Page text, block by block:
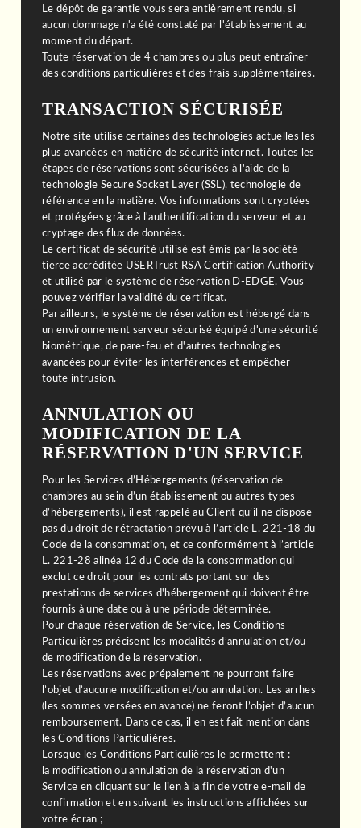
Le dépôt de garantie vous sera entièrement rendu, si
aucun dommage n'a été constaté par l'établissement au
moment du départ.
Toute réservation de 4 chambres ou plus peut entraîner
des conditions particulières et des frais supplémentaires.
TRANSACTION SÉCURISÉE
Notre site utilise certaines des technologies actuelles les
plus avancées en matière de sécurité internet. Toutes les
étapes de réservations sont sécurisées à l'aide de la
technologie Secure Socket Layer (SSL), technologie de
référence en la matière. Vos informations sont cryptées
et protégées grâce à l'authentification du serveur et au
cryptage des flux de données.
Le certificat de sécurité utilisé est émis par la société
tierce accréditée USERTrust RSA Certification Authority
et utilisé par le système de réservation D-EDGE. Vous
pouvez vérifier la validité du certificat.
Par ailleurs, le système de réservation est hébergé dans
un environnement serveur sécurisé équipé d'une sécurité
biométrique, de pare-feu et d'autres technologies
avancées pour éviter les interférences et empêcher
toute intrusion.
ANNULATION OU
MODIFICATION DE LA
RÉSERVATION D'UN SERVICE
Pour les Services d’Hébergements (réservation de
chambres au sein d’un établissement ou autres types
d’hébergements), il est rappelé au Client qu’il ne dispose
pas du droit de rétractation prévu à l’article L. 221-18 du
Code de la consommation, et ce conformément à l’article
L. 221-28 alinéa 12 du Code de la consommation qui
exclut ce droit pour les contrats portant sur des
prestations de services d'hébergement qui doivent être
fournis à une date ou à une période déterminée.
Pour chaque réservation de Service, les Conditions
Particulières précisent les modalités d’annulation et/ou
de modification de la réservation.
Les réservations avec prépaiement ne pourront faire
l’objet d’aucune modification et/ou annulation. Les arrhes
(les sommes versées en avance) ne feront l’objet d’aucun
remboursement. Dans ce cas, il en est fait mention dans
les Conditions Particulières.
Lorsque les Conditions Particulières le permettent :
la modification ou annulation de la réservation d'un
Service en cliquant sur le lien à la fin de votre e-mail de
confirmation et en suivant les instructions affichées sur
votre écran ;